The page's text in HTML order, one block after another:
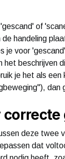
of
handeling
je voor
het beschrijven
je het als een
dan
deze twee
dat